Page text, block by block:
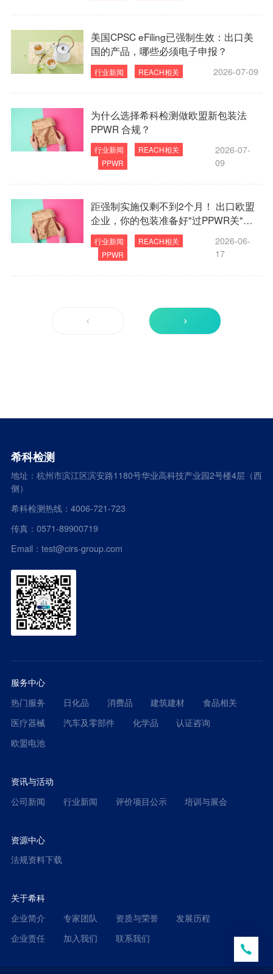
美国CPSC eFiling已强制生效：出口美
国的产品，哪些必须电子申报？
行业新闻 REACH相关 2026-07-09
为什么选择希科检测做欧盟新包装法
PPWR 合规？
行业新闻
REACH相关
PPWR
2026-07-
09
距强制实施仅剩不到2个月！ 出口欧盟
企业，你的包装准备好"过PPWR关"了
吗？
行业新闻
REACH相关
PPWR
2026-06-
17
希科检测
地址：杭州市滨江区滨安路1180号华业高科技产业园2号楼4层（西
侧）
希科检测热线：4006-721-723
传真：0571-89900719
Email：test@cirs-group.com
服务中心
热门服务
日化品 消费品 建筑建材
食品相关
医疗器械
汽车及零部件 化学品
认证咨询
欧盟电池
资讯与活动
公司新闻
行业新闻 评价项目公示 培训与展会
资源中心
法规资料下载
关于希科
企业简介
专家团队 资质与荣誉
发展历程
企业责任
加入我们 联系我们